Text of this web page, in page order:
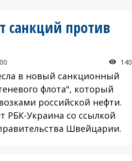
санкций против
140
в новый санкционный
флота", который
российской нефти.
РБК-Украина со ссылкой
Швейцарии.